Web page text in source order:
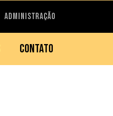
ADMINISTRAÇÃO
CONTATO